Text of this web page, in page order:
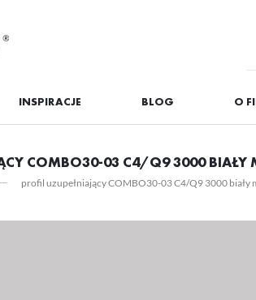
INSPIRACJE BLOG O
COMBO30-03 C4/Q9 3000
profil uzupełniający COMBO30-03 C4/Q9 3000 biały